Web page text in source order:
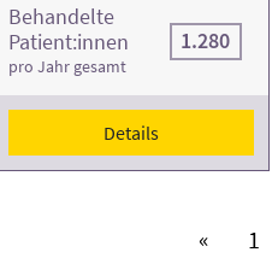
Behandelte
Patient:innen
pro Jahr gesamt
1.280
Details
« 1